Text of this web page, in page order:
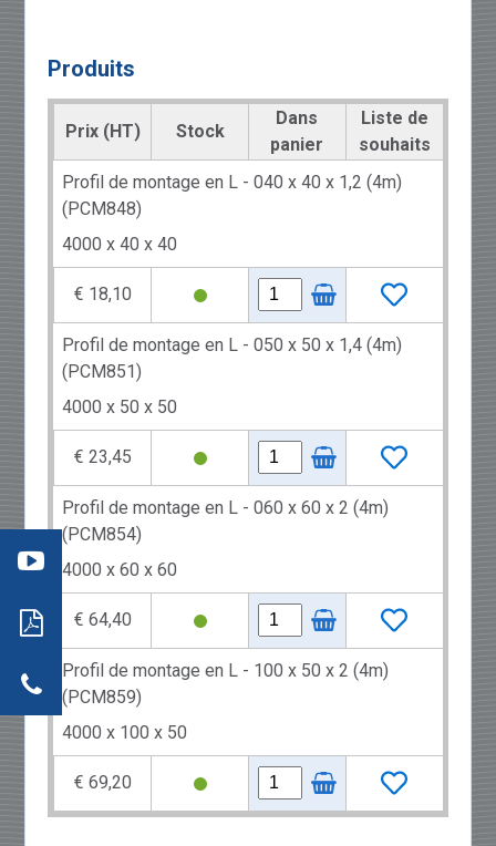
Produits
Prix (HT) Stock
Dans
panier
Liste de
souhaits
Profil de montage en L - 040 x 40 x 1,2 (4m)
(PCM848)
4000 x 40 x 40
€ 18,10
Profil de montage en L - 050 x 50 x 1,4 (4m)
(PCM851)
4000 x 50 x 50
€ 23,45
Profil de montage en L - 060 x 60 x 2 (4m)
(PCM854)
4000 x 60 x 60
€ 64,40
Profil de montage en L - 100 x 50 x 2 (4m)
(PCM859)
4000 x 100 x 50
€ 69,20
les